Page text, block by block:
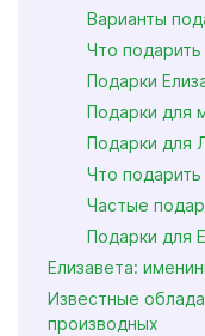
Варианты
Что
Подарки
Подарки для
Подарки для
Что
Частые
Подарки для
Елизавета:
Известные
производных